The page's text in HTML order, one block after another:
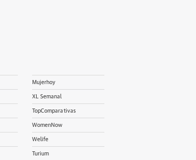
Mujerhoy
XL Semanal
TopComparativas
WomenNow
Welife
Turium